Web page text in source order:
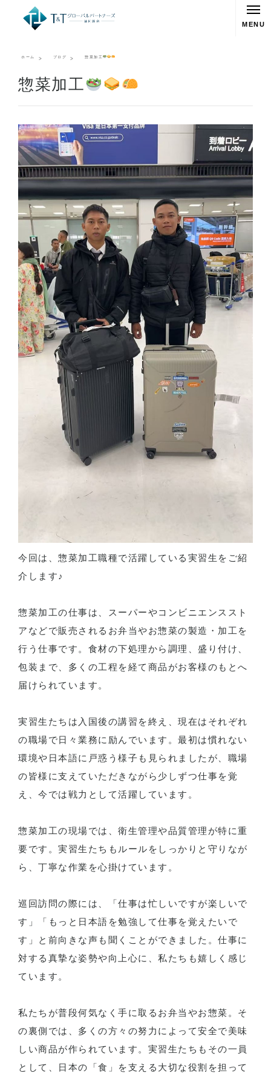
MENU
ホーム ブログ 惣菜加工
惣菜加工
今回は、惣菜加工職種で活躍している実習生をご紹
介します♪
惣菜加工の仕事は、スーパーやコンビニエンススト
アなどで販売されるお弁当やお惣菜の製造・加工を
行う仕事です。食材の下処理から調理、盛り付け、
包装まで、多くの工程を経て商品がお客様のもとへ
届けられています。
実習生たちは入国後の講習を終え、現在はそれぞれ
の職場で日々業務に励んでいます。最初は慣れない
環境や日本語に戸惑う様子も見られましたが、職場
の皆様に支えていただきながら少しずつ仕事を覚
え、今では戦力として活躍しています。
惣菜加工の現場では、衛生管理や品質管理が特に重
要です。実習生たちもルールをしっかりと守りなが
ら、丁寧な作業を心掛けています。
巡回訪問の際には、「仕事は忙しいですが楽しいで
す」「もっと日本語を勉強して仕事を覚えたいで
す」と前向きな声も聞くことができました。仕事に
対する真摯な姿勢や向上心に、私たちも嬉しく感じ
ています。
私たちが普段何気なく手に取るお弁当やお惣菜。そ
の裏側では、多くの方々の努力によって安全で美味
しい商品が作られています。実習生たちもその一員
として、日本の「食」を支える大切な役割を担って